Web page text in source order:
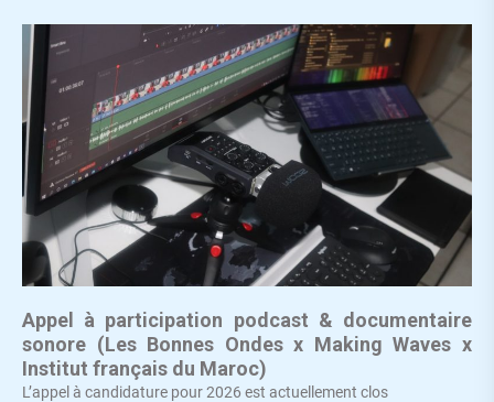
Appel à participation podcast & documentaire
sonore (Les Bonnes Ondes x Making Waves x
Institut français du Maroc)
L’appel à candidature pour 2026 est actuellement clos